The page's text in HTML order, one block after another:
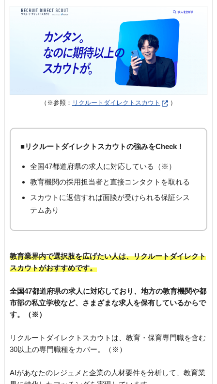
（※参照： リクルートダイレクトスカウト ）
■リクルートダイレクトスカウトの強みをCheck！
全国47都道府県の求人に対応している（※）
教育機関の採用担当者と直接コンタクトを取れる
スカウトに返信すれば面談が受けられる保証シス
テムあり
教育業界内で選択肢を広げたい人は、リクルートダイレクト
スカウトがおすすめです。
全国47都道府県の求人に対応しており、地方の教育機関や都
市部の私立学校など、さまざまな求人を保有しているからで
す。（※）
リクルートダイレクトスカウトは、教育・保育専門職を含む
30以上の専門職種をカバー。（※）
AIがあなたのレジュメと企業の人材要件を分析して、教育業